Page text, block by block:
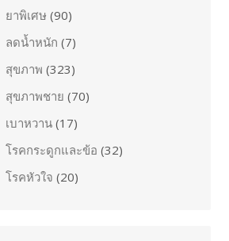
ยาพิเศษ (90)
ลดน้ำหนัก (7)
สุขภาพ (323)
สุขภาพชาย (70)
เบาหวาน (17)
โรคกระดูกและข้อ (32)
โรคหัวใจ (20)